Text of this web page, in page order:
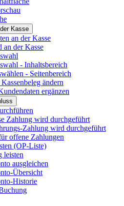
Kasse
an der Kasse
an der Kasse
- Inhaltsbereich
- Seitenbereich
ändern
ergänzen
Zahlung wird durchgeführt
Zahlung wird durchgeführt
offene Zahlungen
(OP-Liste)
leisten
ausgleichen
Übersicht
Historie